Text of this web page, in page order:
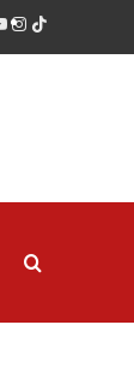
instagram
tiktok